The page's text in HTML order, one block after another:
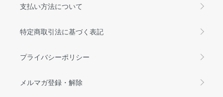
支払い方法について
特定商取引法に基づく表記
プライバシーポリシー
メルマガ登録・解除